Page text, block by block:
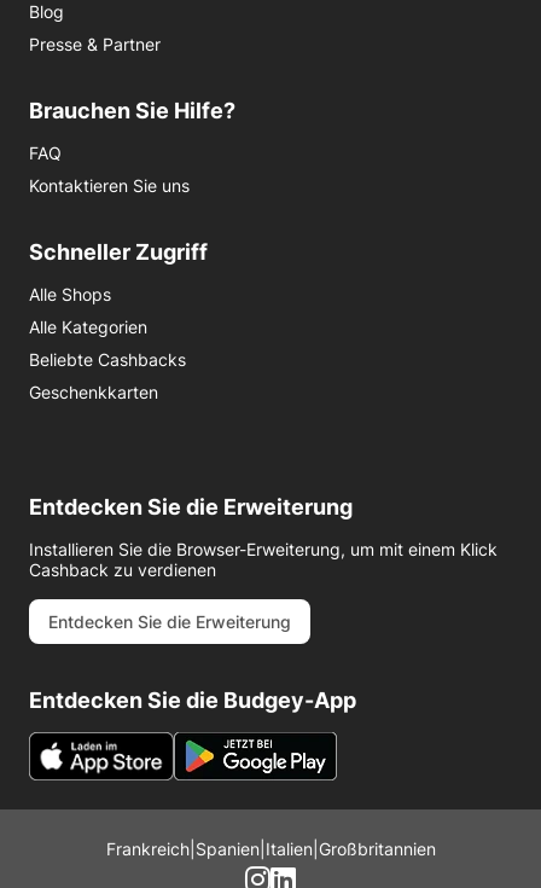
Blog
Presse & Partner
Brauchen Sie Hilfe?
FAQ
Kontaktieren Sie uns
Schneller Zugriff
Alle Shops
Alle Kategorien
Beliebte Cashbacks
Geschenkkarten
Entdecken Sie die Erweiterung
Installieren Sie die Browser-Erweiterung, um mit einem Klick
Cashback zu verdienen
Entdecken Sie die Erweiterung
Entdecken Sie die Budgey-App
Frankreich| Spanien Italien Großbritannien